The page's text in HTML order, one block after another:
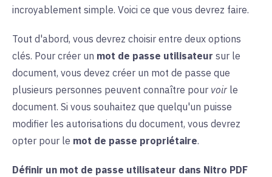
incroyablement simple. Voici ce que vous devrez faire.
Tout d'abord, vous devrez choisir entre deux options
clés. Pour créer un mot de passe utilisateur sur le
document, vous devez créer un mot de passe que
plusieurs personnes peuvent connaître pour voir le
document. Si vous souhaitez que quelqu'un puisse
modifier les autorisations du document, vous devrez
opter pour le mot de passe propriétaire.
Définir un mot de passe utilisateur dans Nitro PDF